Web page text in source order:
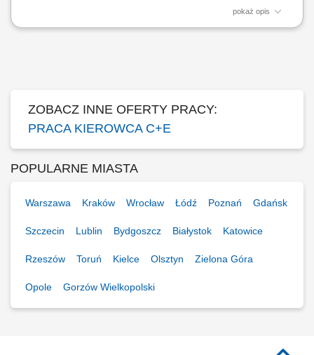
pokaż opis
Transport towarów oraz ładunków w ruchu dalekobieżnym;
ZOBACZ INNE OFERTY PRACY:
PRACA KIEROWCA C+E
POPULARNE MIASTA
Warszawa Kraków Wrocław Łódź Poznań Gdańsk
Szczecin Lublin Bydgoszcz Białystok Katowice
Rzeszów Toruń Kielce Olsztyn Zielona Góra
Opole Gorzów Wielkopolski